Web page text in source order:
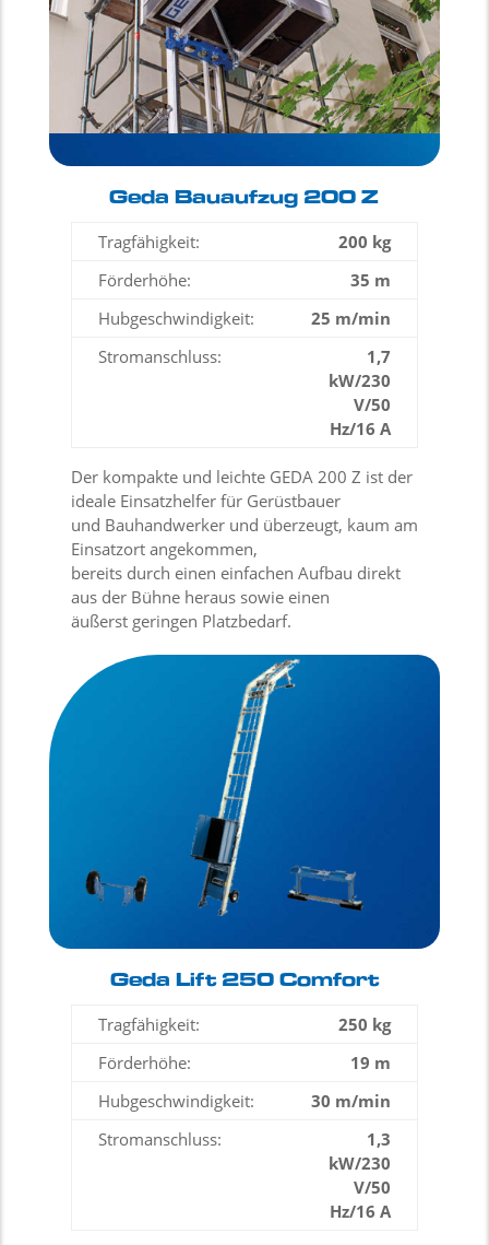
Geda Bauaufzug 200 Z
Tragfähigkeit:
200 kg
Förderhöhe:
35 m
Hubgeschwindigkeit:
25 m/min
Stromanschluss:
1,7
kW/230
V/50
Hz/16 A
Der kompakte und leichte GEDA 200 Z ist der
ideale Einsatzhelfer für Gerüstbauer
und Bauhandwerker und überzeugt, kaum am
Einsatzort angekommen,
bereits durch einen einfachen Aufbau direkt
aus der Bühne heraus sowie einen
äußerst geringen Platzbedarf.
Geda Lift 250 Comfort
Tragfähigkeit:
250 kg
Förderhöhe:
19 m
Hubgeschwindigkeit:
30 m/min
Stromanschluss:
1,3
kW/230
V/50
Hz/16 A